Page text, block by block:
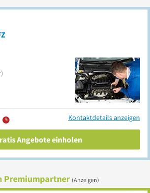
Kontaktdetails anzeigen
Angebote einholen
Premiumpartner (Anzeigen)